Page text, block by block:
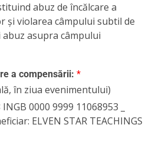
abuz de încălcare a
și violarea câmpului subtil de
asupra câmpului
a compensării: *
în ziua evenimentului)
0000 9999 11068953 _
ELVEN STAR TEACHINGS